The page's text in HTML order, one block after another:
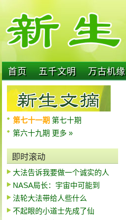
首页 五千文明 万古机缘
第七十一期 第七十期
第六十九期 更多 »
即时滚动
大法告诉我要做一个诚实的人
NASA局长：宇宙中可能到
法轮大法带给人些什么
不起眼的小道士先成了仙